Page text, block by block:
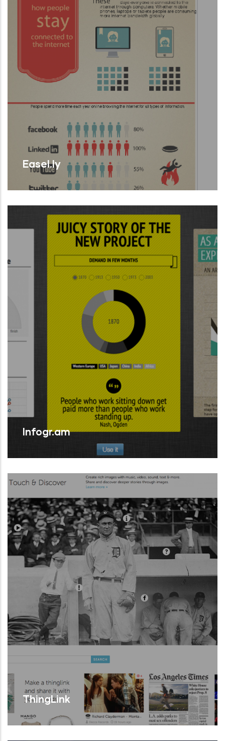
Easel.ly
Lloc web que compta amb moltes
plantilles infogràfiques i objectes de
disseny amb les quals l'usuari pot crear i
Llegir Més
Infogr.am
Aplicació web per crear infografies en
línia.
Llegir Més
ThingLink
Plataforma col·laborativa de creació